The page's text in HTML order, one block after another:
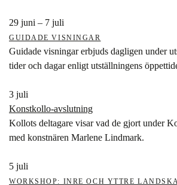
29 juni – 7 juli
GUIDADE VISNINGAR
Guidade visningar erbjuds dagligen under
tider och dagar enligt utställningens
3 juli
Konstkollo-avslutning
Kollots deltagare visar vad de gjort under
med konstnären Marlene Lindmark.
5 juli
WORKSHOP: INRE OCH YTTRE